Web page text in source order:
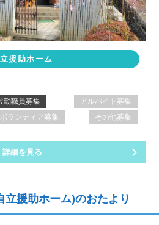
援助ホーム
勤職員募集
アルバイト募集
ボランティア募集 その他募集
詳細を見る
立援助ホーム)のおたより